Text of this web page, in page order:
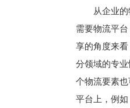
从企业
需要物流平
享的角度来
分领域的专
个物流要素
平台上，例